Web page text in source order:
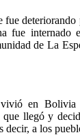
fue deteriorando
fue internado
de La
en Bolivia
llegó y
decir, a los